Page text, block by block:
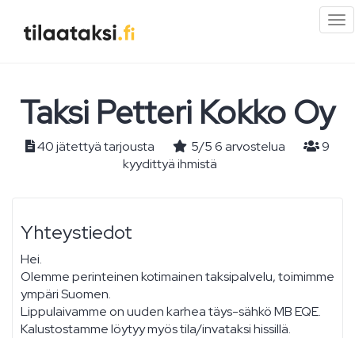
Taksi Petteri Kokko Oy
40 jätettyä tarjousta 5/56arvostelua
9
kyydittyä ihmistä
Yhteystiedot
Hei.
Olemme perinteinen kotimainen taksipalvelu, toimimme
ympäri Suomen.
Lippulaivamme on uuden karhea täys-sähkö MB EQE.
Kalustostamme löytyy myös tila/invataksi hissillä.